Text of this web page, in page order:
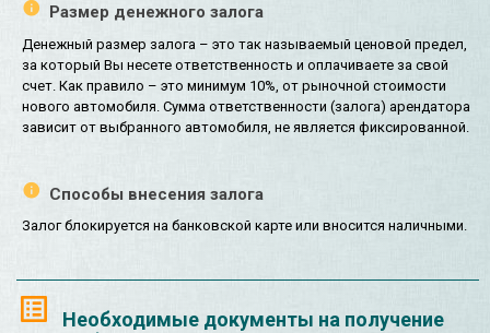
Размер денежного залога
Денежный размер залога – это так называемый ценовой предел,
за который Вы несете ответственность и оплачиваете за свой
счет. Как правило – это минимум 10%, от рыночной стоимости
нового автомобиля. Сумма ответственности (залога) арендатора
зависит от выбранного автомобиля, не является фиксированной.
Способы внесения залога
Залог блокируется на банковской карте или вносится наличными.
Необходимые документы на получение